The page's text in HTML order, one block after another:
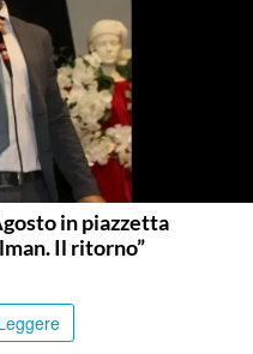
in piazzetta
Il ritorno”